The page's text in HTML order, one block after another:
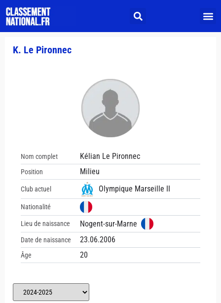
K. Le Pironnec
Nom complet Kélian Le Pironnec
Position Milieu
Club actuel Olympique Marseille II
Nationalité
Lieu de naissance Nogent-sur-Marne
Date de naissance 23.06.2006
Âge 20